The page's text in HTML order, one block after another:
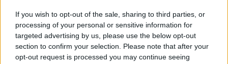
If you wish to opt-out of the sale, sharing to third parties, or
processing of your personal or sensitive information for
targeted advertising by us, please use the below opt-out
section to confirm your selection. Please note that after your
opt-out request is processed you may continue seeing
Ένα βίντεο γεμάτο νοσταλγία που θα κάνει τους παλιούς να
θυμηθούν την εκρηκτική εκείνη εποχή και τους νεαρότερους να
μάθουν καλύτερα την κουλτούρα της δεκαετίας εκείνης.